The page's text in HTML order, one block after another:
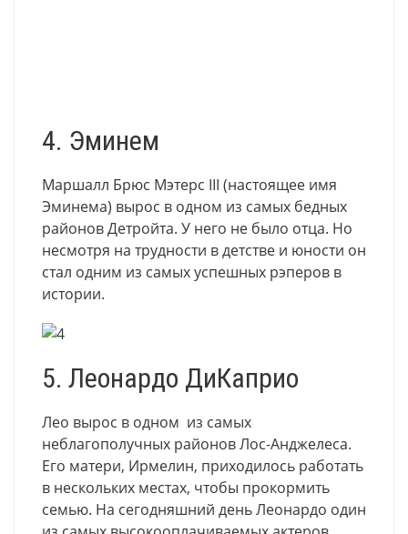
4. Эминем
Маршалл Брюс Мэтерс III (настоящее имя
Эминема) вырос в одном из самых бедных
районов Детройта. У него не было отца. Но
несмотря на трудности в детстве и юности он
стал одним из самых успешных рэперов в
истории.
5. Леонардо ДиКаприо
Лео вырос в одном из самых
неблагополучных районов Лос-Анджелеса.
Его матери, Ирмелин, приходилось работать
в нескольких местах, чтобы прокормить
семью. На сегодняшний день Леонардо один